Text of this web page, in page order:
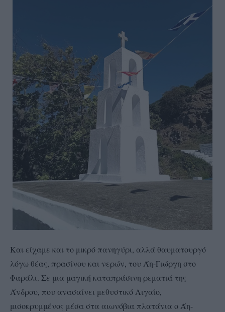
Και είχαμε και το μικρό πανηγύρι, αλλά θαυματουργό
λόγω θέας, πρασίνου και νερών, του Άη-Γιώργη στο
Φαράλι. Σε μια μαγική καταπράσινη ρεματιά της
Άνδρου, που ανασαίνει μεθυστικό Αιγαίο,
μισοκρυμμένος μέσα στα αιωνόβια πλατάνια ο Άη-